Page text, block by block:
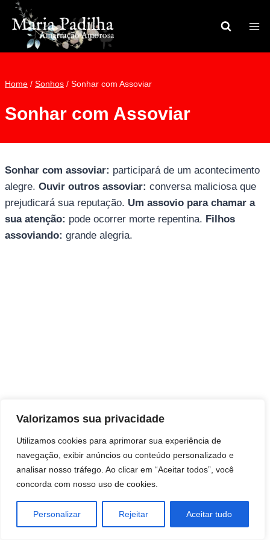
Valorizamos sua privacidade
Utilizamos cookies para aprimorar sua experiência de
navegação, exibir anúncios ou conteúdo personalizado e
analisar nosso tráfego. Ao clicar em “Aceitar todos”, você
concorda com nosso uso de cookies.
Personalizar Rejeitar Aceitar tudo
Pular
para
Conteúdo
Home / Sonhos / Sonhar com Assoviar
Sonhar com Assoviar
Sonhar com assoviar: participará de um acontecimento
alegre. Ouvir outros assoviar: conversa maliciosa que
prejudicará sua reputação. Um assovio para chamar a
sua atenção: pode ocorrer morte repentina. Filhos
assoviando: grande alegria.
Consultas e trabalhos espirituais
Brasil - Santa Catarina - São José